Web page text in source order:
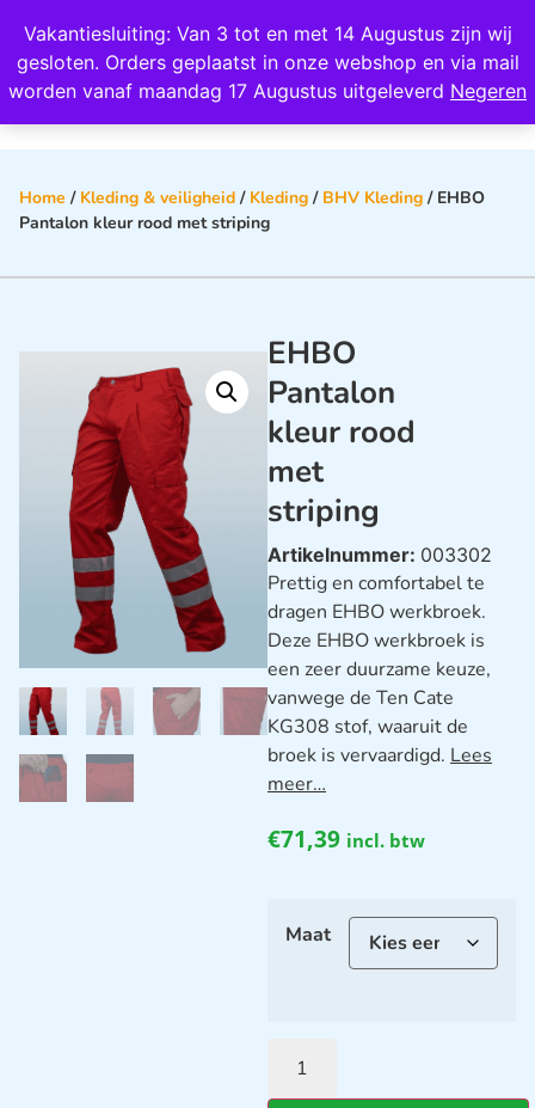
Vakantiesluiting: Van 3 tot en met 14 Augustus zijn wij
gesloten. Orders geplaatst in onze webshop en via mail
worden vanaf maandag 17 Augustus uitgeleverd Negeren
Wij scoren een 4,8 op Google
Home / Kleding & veiligheid / Kleding / BHV Kleding / EHBO
Pantalon kleur rood met striping
EHBO
Pantalon
kleur rood
met
striping
Artikelnummer: 003302
Prettig en comfortabel te
dragen EHBO werkbroek.
Deze EHBO werkbroek is
een zeer duurzame keuze,
vanwege de Ten Cate
KG308 stof, waaruit de
broek is vervaardigd. Lees
meer…
€71,39 incl. btw
Maat